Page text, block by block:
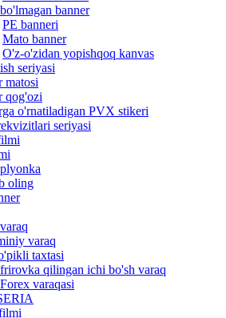
banner
PE banneri
Mato banner
O'z-o'zidan yopishqoq kanvas
seriyasi
matosi
qog'ozi
o'rnatiladigan PVX stikeri
seriyasi
oling
varaq
taxtasi
qilingan ichi bo'sh varaq
varaqasi